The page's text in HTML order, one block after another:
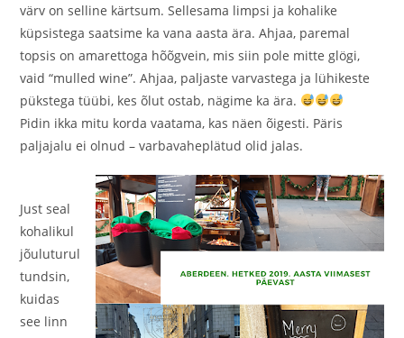
värv on selline kärtsum. Sellesama limpsi ja kohalike
küpsistega saatsime ka vana aasta ära. Ahjaa, paremal
topsis on amarettoga hõõgvein, mis siin pole mitte glögi,
vaid “mulled wine”. Ahjaa, paljaste varvastega ja lühikeste
pükstega tüübi, kes õlut ostab, nägime ka ära.
Pidin ikka mitu korda vaatama, kas näen õigesti. Päris
paljajalu ei olnud – varbavaheplätud olid jalas.
Just seal
kohalikul
jõuluturul
tundsin,
kuidas
see linn